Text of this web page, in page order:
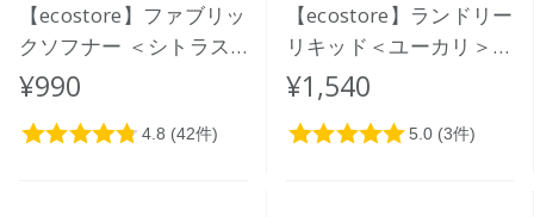
【ecostore】ファブリッ
クソフナー ＜シトラス
＞ 500mL
¥990
【ecostore】ランドリー
リキッド＜ユーカリ＞リ
フィルパック1L
¥1,540